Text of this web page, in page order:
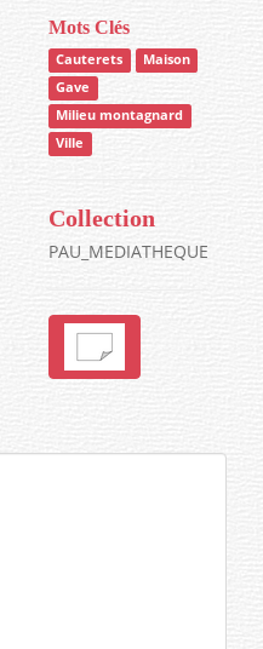
Mots Clés
Cauterets
Maison
Gave
Milieu montagnard
Ville
Collection
PAU_MEDIATHEQUE